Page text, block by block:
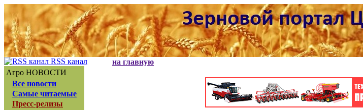
RSS канал
Агро НОВОСТИ
Все новости
Самые читаемые
Пресс-релизы
на главную